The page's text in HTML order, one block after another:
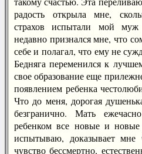
радость открыла мне,
страхов испытали мой
недавно признался мне, что
себе и полагал, что ему не
Бедняга переменился к
свое образование еще
появлением ребенка
Что до меня, дорогая
безгранично. Мать
ребенком все новые и
испытываю, доказывает мне
чувство бессмертно,